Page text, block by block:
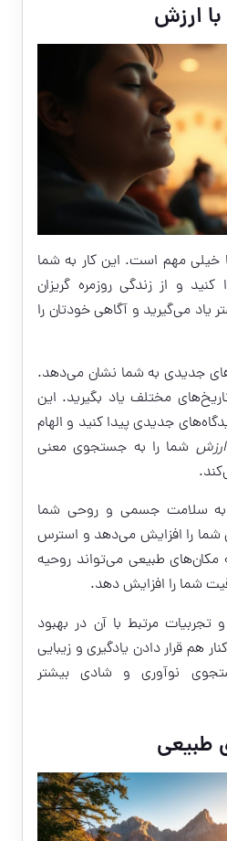
ارزش
خیلی مهم است. این کار به شما
و از زندگی روزمره گریزان
می‌گیرید و آگاهی خودتان را
جدیدی به شما نشان می‌دهد.
مختلف یاد بگیرید. این
جدیدی پیدا کنید و الهام
شما را به جستجوی معنی
به سلامت جسمی و روحی شما
شما را افزایش می‌دهد و استرس
طبیعی می‌تواند روحیه
شما را افزایش دهد.
و تجربیات مرتبط با آن در بهبود
هم قرار دادن یادگیری و زیبایی
نوآوری و شادی بیشتر
طبیعی